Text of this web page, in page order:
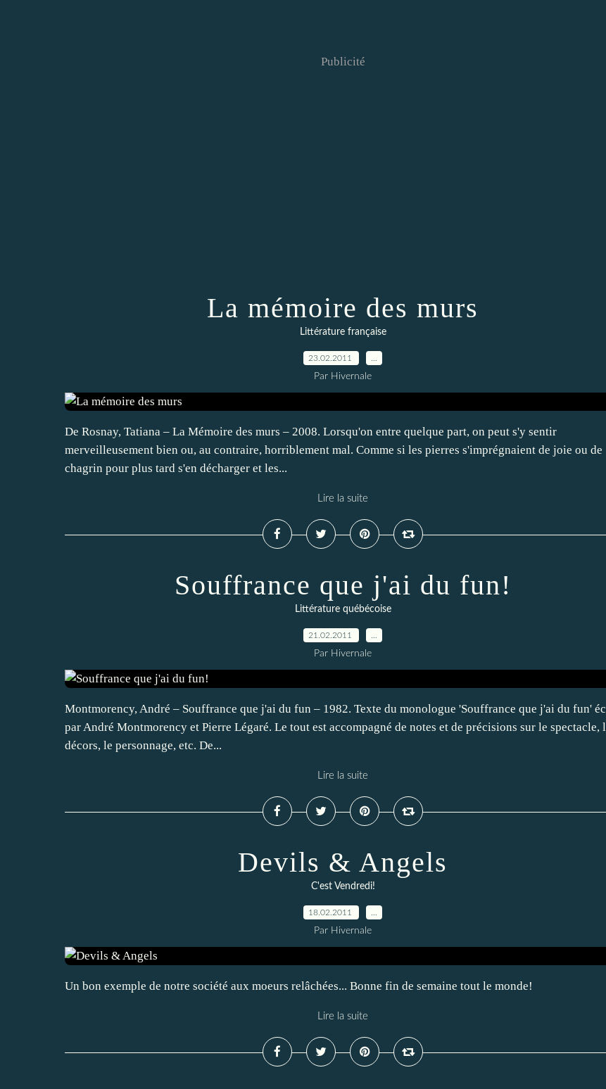
Publicité
La mémoire des murs
Littérature française
23.02.2011
Par Hivernale
De Rosnay, Tatiana – La Mémoire des murs – 2008. Lorsqu'on entre quelque part, on peut s'y sentir
merveilleusement bien ou, au contraire, horriblement mal. Comme si les pierres s'imprégnaient de joie ou de
chagrin pour plus tard s'en décharger et les...
Lire la suite
Souffrance que j'ai du fun!
Littérature québécoise
21.02.2011
Par Hivernale
Montmorency, André – Souffrance que j'ai du fun – 1982. Texte du monologue 'Souffrance que j'ai du fun'
par André Montmorency et Pierre Légaré. Le tout est accompagné de notes et de précisions sur le spectacle,
décors, le personnage, etc. De...
Lire la suite
Devils & Angels
C'est Vendredi!
18.02.2011
Par Hivernale
Un bon exemple de notre société aux moeurs relâchées... Bonne fin de semaine tout le monde!
Lire la suite